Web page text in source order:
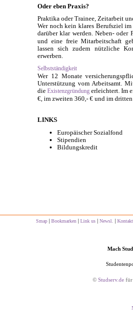
Oder eben Praxis?
Praktika oder Trainee, Zeitarbeit
Wer noch kein klares Berufsziel
darüber klar werden. Neben- oder
und eine freie Mitarbeitschaft
lassen sich zudem nützliche
erwerben.
Selbstständigkeit
Wer 12 Monate
Unterstützung vom Arbeitsamt.
dieExistenzgründung erleichtert. Im
€, im zweiten 360,- € und im
LINKS
Europäischer Sozialfond
Stipendien
Bildungskredit
Smap | Bookmarken | Link us | Newsl. | Kontakt
Mach
© Studserv.de für